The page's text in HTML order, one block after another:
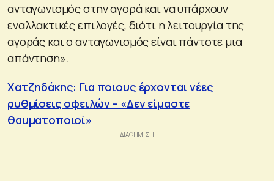
ανταγωνισμός στην αγορά και να υπάρχουν
εναλλακτικές επιλογές, διότι η λειτουργία της
αγοράς και ο ανταγωνισμός είναι πάντοτε μια
απάντηση».
Χατζηδάκης: Για ποιους έρχονται νέες
ρυθμίσεις οφειλών – «Δεν είμαστε
θαυματοποιοί»